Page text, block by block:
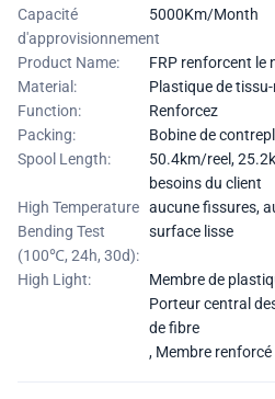
Capacité
d'approvisionnement
5000Km/Month
Product Name:
FRP renforcent le
Material:
Plastique de
Function:
Renforcez
Packing:
Bobine de
Spool Length:
50.4km/reel,
besoins du client
High Temperature
Bending Test
(100℃, 24h, 30d):
aucune fissures,
surface lisse
High Light: Membre de
Porteur central
de fibre
, Membre renforcé